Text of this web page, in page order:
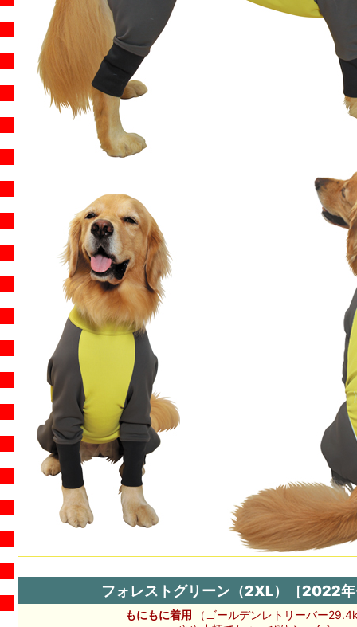
フォレストグリーン（2XL）［2022
もにもに着用
（ゴールデンレトリーバー